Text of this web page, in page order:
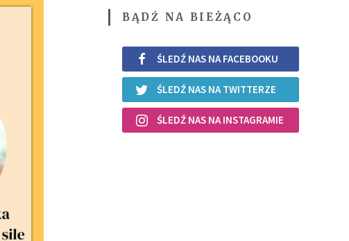
BĄDŹ NA BIEŻĄCO
ŚLEDŹ NAS NA FACEBOOKU
ŚLEDŹ NAS NA TWITTERZE
ŚLEDŹ NAS NA INSTAGRAMIE